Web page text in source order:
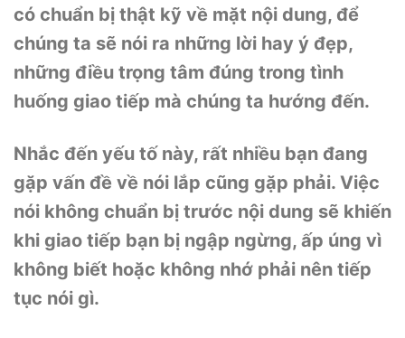
có chuẩn bị thật kỹ về mặt nội dung, để
chúng ta sẽ nói ra những lời hay ý đẹp,
những điều trọng tâm đúng trong tình
huống giao tiếp mà chúng ta hướng đến.
Nhắc đến yếu tố này, rất nhiều bạn đang
gặp vấn đề về nói lắp cũng gặp phải. Việc
nói không chuẩn bị trước nội dung sẽ khiến
khi giao tiếp bạn bị ngập ngừng, ấp úng vì
không biết hoặc không nhớ phải nên tiếp
tục nói gì.